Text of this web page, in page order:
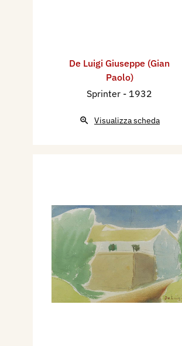
De Luigi Giuseppe (Gian
Paolo)
Sprinter - 1932
Visualizza scheda